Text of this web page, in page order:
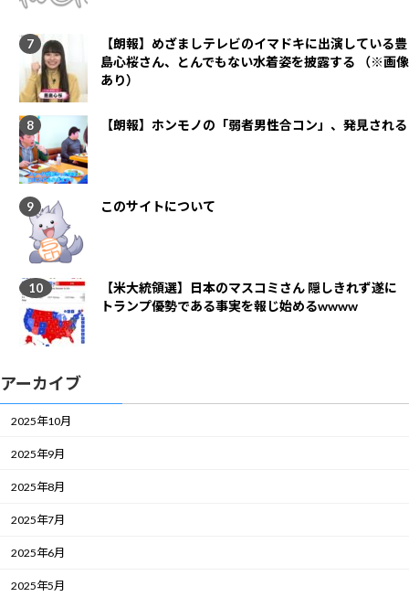
【朗報】めざましテレビのイマドキに出演している豊
島心桜さん、とんでもない水着姿を披露する （※画像
あり）
【朗報】ホンモノの「弱者男性合コン」、発見される
このサイトについて
【米大統領選】日本のマスコミさん 隠しきれず遂に
トランプ優勢である事実を報じ始めるwwww
アーカイブ
2025年10月
2025年9月
2025年8月
2025年7月
2025年6月
2025年5月